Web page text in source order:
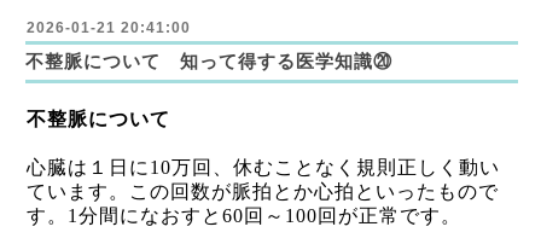
2026-01-21 20:41:00
不整脈について 知って得する医学知識⑳
不整脈について
心臓は１日に 10万回、休むことなく規則正しく動い
ています。この回数が脈拍とか心拍といったもので
す。 1 分間になおすと 60回～ 100回が正常です。